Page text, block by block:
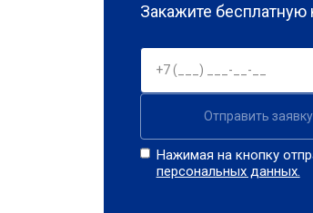
Закажите бесплатную
Отправить заявку
Нажимая на кнопку
персональных данных.